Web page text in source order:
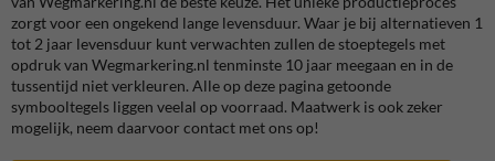
zorgt voor een ongekend lange levensduur. Waar je bij alternatieven 1
tot 2 jaar levensduur kunt verwachten zullen de stoeptegels met
opdruk van Wegmarkering.nl tenminste 10 jaar meegaan en in de
tussentijd niet verkleuren. Alle op deze pagina getoonde
symbooltegels liggen veelal op voorraad. Maatwerk is ook zeker
mogelijk, neem daarvoor contact met ons op!